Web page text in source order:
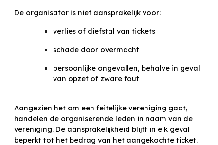
De organisator is niet aansprakelijk voor:
verlies of diefstal van tickets
schade door overmacht
persoonlijke ongevallen, behalve in geval
van opzet of zware fout
Aangezien het om een feitelijke vereniging gaat,
handelen de organiserende leden in naam van de
vereniging. De aansprakelijkheid blijft in elk geval
beperkt tot het bedrag van het aangekochte ticket.